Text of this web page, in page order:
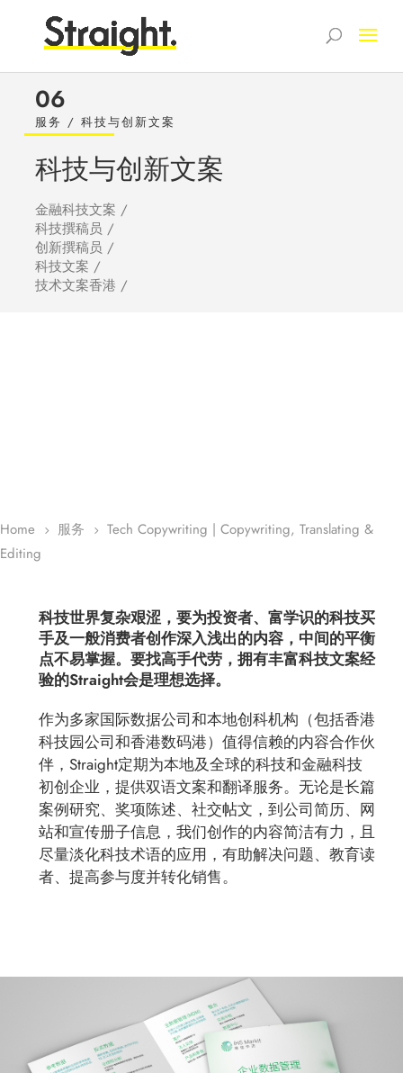
06
服务 / 科技与创新文案
科技与创新文案
金融科技文案 /
科技撰稿员 /
创新撰稿员 /
科技文案 /
技术文案香港 /
Home 5 服务 5
Tech Copywriting | Copywriting, Translating &
Editing
科技世界复杂艰涩，要为投资者、富学识的科技买
手及一般消费者创作深入浅出的内容，中间的平衡
点不易掌握。要找高手代劳，拥有丰富科技文案经
验的Straight会是理想选择。
作为多家国际数据公司和本地创科机构（包括香港
科技园公司和香港数码港）值得信赖的内容合作伙
伴，Straight定期为本地及全球的科技和金融科技
初创企业，提供双语文案和翻译服务。无论是长篇
案例研究、奖项陈述、社交帖文，到公司简历、网
站和宣传册子信息，我们创作的内容简洁有力，且
尽量淡化科技术语的应用，有助解决问题、教育读
者、提高参与度并转化销售。